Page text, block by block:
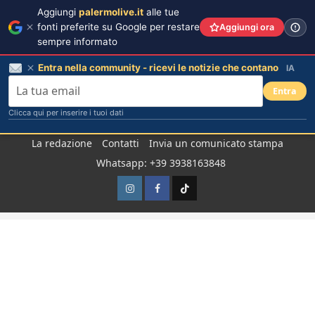
La redazione Contatti
Invia un comunicato stampa
Whatsapp: +39 3938163848
InstagramFacebook
TikTok
Aggiungi palermolive.it alle tue
fonti preferite su Google per restare
sempre informato
Aggiungi ora
Entra nella community - ricevi le notizie che contano IA
Entra
Clicca qui per inserire i tuoi dati